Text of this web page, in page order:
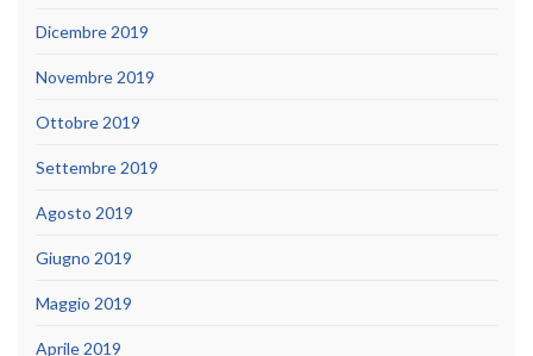
Dicembre 2019
Novembre 2019
Ottobre 2019
Settembre 2019
Agosto 2019
Giugno 2019
Maggio 2019
Aprile 2019